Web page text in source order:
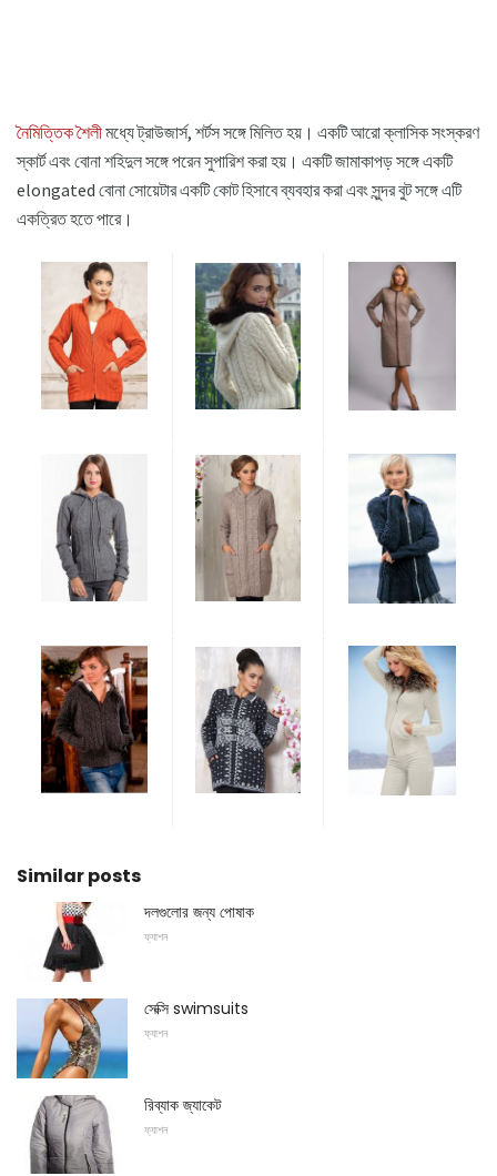
নৈমিত্তিক শৈলীমধ্যে ট্রাউজার্স, শর্টস সঙ্গে মিলিত হয়। একটি আরো ক্লাসিক সংস্করণ
স্কার্ট এবং বোনা শহিদুল সঙ্গে পরেন সুপারিশ করা হয়। একটি জামাকাপড় সঙ্গে একটি
elongated বোনা সোয়েটার একটি কোট হিসাবে ব্যবহার করা এবং সুন্দর বুট সঙ্গে এটি
একত্রিত হতে পারে।
Similar posts
দলগুলোর জন্য পোষাক
ফ্যাশন
সেক্সি swimsuits
ফ্যাশন
রিব্যাক জ্যাকেট
ফ্যাশন